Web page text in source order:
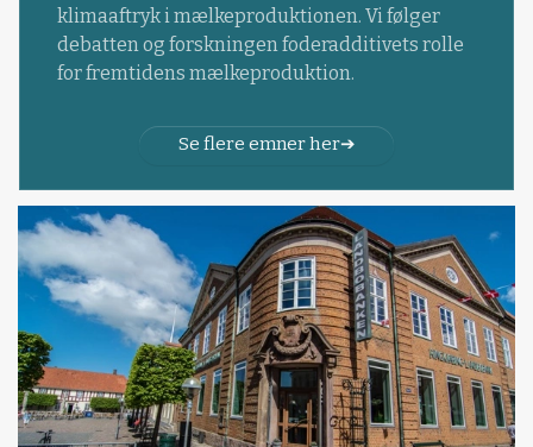
klimaaftryk i mælkeproduktionen. Vi følger
debatten og forskningen foderadditivets rolle
for fremtidens mælkeproduktion.
Se flere emner her